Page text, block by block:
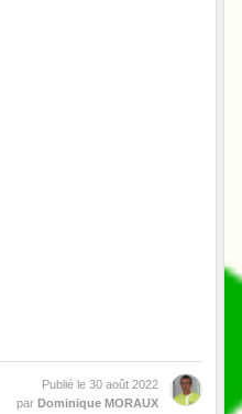
Publié le 30 août 2022
par Dominique MORAUX